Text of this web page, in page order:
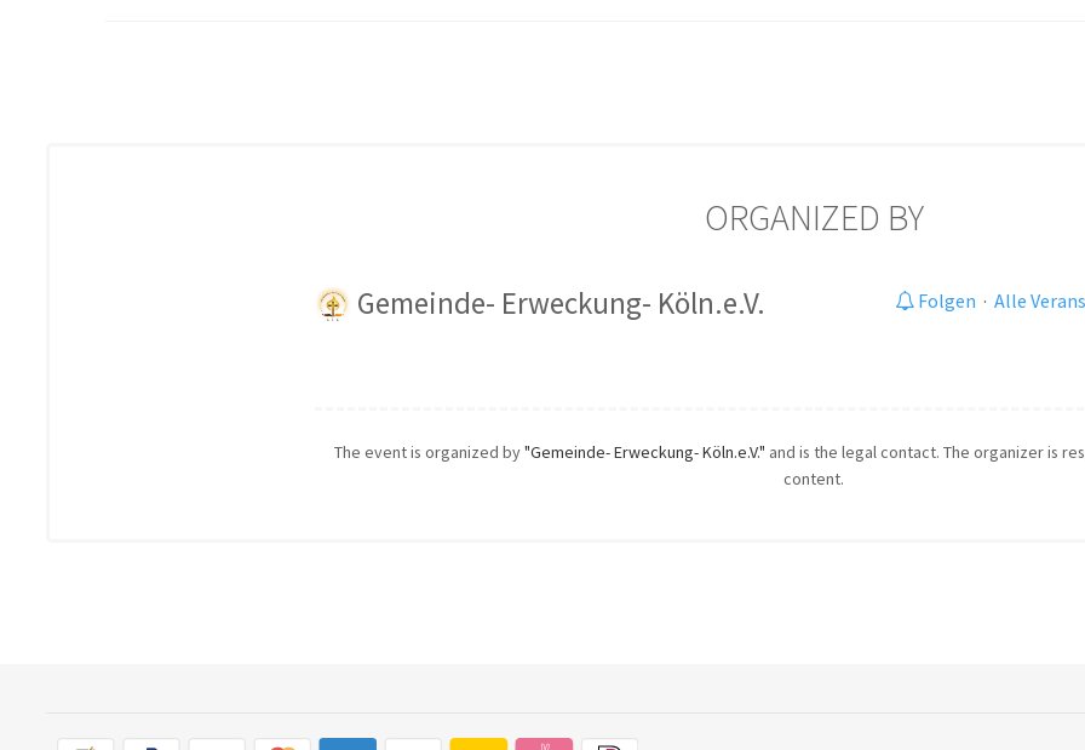
ORGANIZED BY
Gemeinde- Erweckung- Köln.e.V. Folgen · Alle
The event is organized by"Gemeinde- Erweckung- Köln.e.V." and is the legal contact. The organizer is
content.